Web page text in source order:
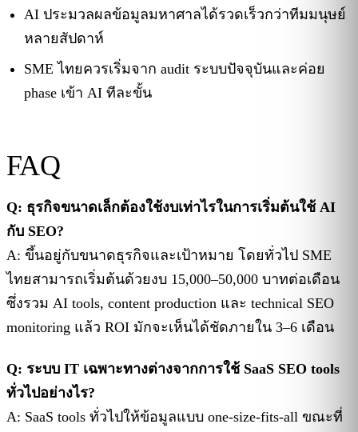
AI ประมวลผลข้อมูลมหาศาลได้รวดเร็วกว่าทีมมนุษย์
หลายสัปดาห์
SME ไทยควรเริ่มจาก audit ระบบปัจจุบันและค่อย
phase เข้า AI ทีละขั้น
FAQ
Q: ธุรกิจขนาดเล็กต้องใช้งบเท่าไรในการเริ่มต้นใช้ AI
กับ SEO?
A: ขึ้นอยู่กับขนาดธุรกิจและเป้าหมาย โดยทั่วไป SME
ไทยสามารถเริ่มต้นด้วยงบ 15,000–50,000 บาทต่อเดือน
ซึ่งรวม AI tools, content production และ technical SEO
monitoring แล้ว ROI มักจะเห็นได้ชัดภายใน 3–6 เดือน
Q: ระบบ IT เฉพาะทางต่างจากการใช้ SaaS SEO tools
ทั่วไปอย่างไร?
A: SaaS tools ทั่วไปให้ข้อมูลแบบ one-size-fits-all ขณะที่